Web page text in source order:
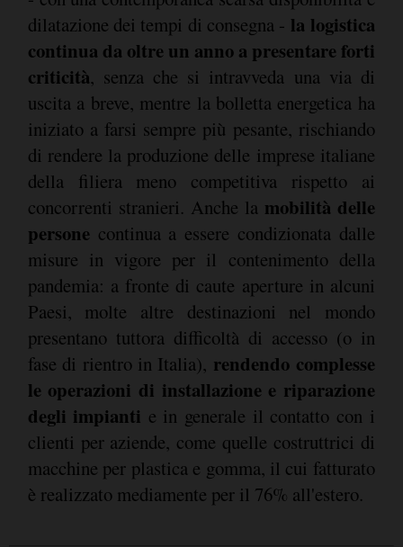
dilatazione dei tempi di consegna - la logistica
continua da oltre un anno a presentare forti
criticità, senza che si intravveda una via di
uscita a breve, mentre la bolletta energetica ha
iniziato a farsi sempre più pesante, rischiando
di rendere la produzione delle imprese italiane
della filiera meno competitiva rispetto ai
concorrenti stranieri. Anche la mobilità delle
persone continua a essere condizionata dalle
misure in vigore per il contenimento della
pandemia: a fronte di caute aperture in alcuni
Paesi, molte altre destinazioni nel mondo
presentano tuttora difficoltà di accesso (o in
fase di rientro in Italia), rendendo complesse
le operazioni di installazione e riparazione
degli impianti e in generale il contatto con i
clienti per aziende, come quelle costruttrici di
macchine per plastica e gomma, il cui fatturato
è realizzato mediamente per il 76% all'estero.